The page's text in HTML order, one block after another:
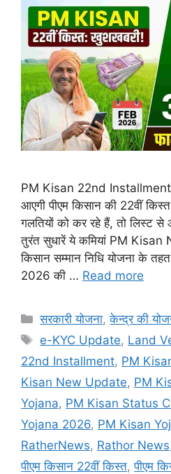
PM Kisan 22nd
आएगी पीएम किसान की 22वीं
गलतियों को कर रहे हैं, तो लिस्ट
तुरंत सुधारें ये कमियां PM Kisan
किसान सम्मान निधि योजना के
2026 की … Read more
Categories
सरकारी योजना,केन्द्र की
Tags
e-KYC Update, Land
22nd Installment, PM
Kisan New Update, PM
Yojana, PM Kisan Status
Yojana 2026, PM Kisan
RatherNews, Rathor News
पीएम किसान 22वीं किस्त,पीएम